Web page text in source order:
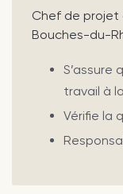
Chef de projet
Bouches-du-
S’assure
travail à
Vérifie la